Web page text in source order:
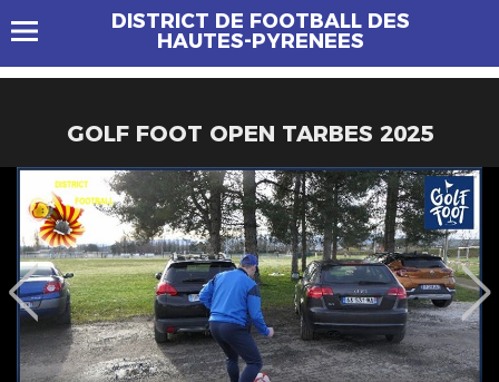
DISTRICT DE FOOTBALL DES
HAUTES-PYRENEES
GOLF FOOT OPEN TARBES 2025